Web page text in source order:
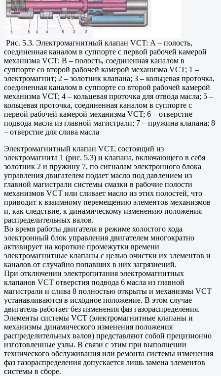
Рис. 5.3. Электромагнитный клапан VCT: А – полость,
соединенная каналом в суппорте с первой рабочей камерой
механизма VCT; В – полость, соединенная каналом в
суппорте со второй рабочей камерой механизма VCT; 1 –
электромагнит; 2 – золотник клапана; 3 – кольцевая проточка,
соединенная каналом в суппорте со второй рабочей камерой
механизма VCT; 4 – кольцевая проточка для отвода масла; 5 –
кольцевая проточка, соединенная каналом в суппорте с
первой рабочей камерой механизма VCT; 6 – отверстие
подвода масла из главной магистрали; 7 – пружина клапана; 8
– отверстие для слива масла
Электромагнитный клапан VCT, состоящий из
электромагнита 1 (рис. 5.3) и клапана, включающего в себя
золотник 2 и пружину 7, по сигналам электронного блока
управления двигателем подает масло под давлением из
главной магистрали системы смазки в рабочие полости
механизмов VCT или сливает масло из этих полостей, что
приводит к взаимному перемещению элементов механизмов
и, как следствие, к динамическому изменению положения
распределительных валов.
Во время работы двигателя в режиме холостого хода
электронный блок управления двигателем многократно
активирует на короткие промежутки времени
электромагнитные клапаны с целью очистки их элементов и
каналов от случайно попавших в них загрязнений.
При отключении электропитания электромагнитных
клапанов VCT отверстия подвода 6 масла из главной
магистрали и слива 8 полностью открыты и механизмы VCT
устанавливаются в исходное положение. В этом случае
двигатель работает без изменения фаз газораспределения.
Элементы системы VCT (электромагнитные клапаны и
механизмы динамического изменения положения
распределительных валов) представляют собой прецизионно
изготовленные узлы. В связи с этим при выполнении
технического обслуживания или ремонта системы изменения
фаз газораспределения допускается лишь замена элементов
системы в сборе.